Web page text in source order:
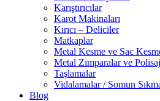
Karıştırıcılar
Karot Makinaları
Kırıcı – Deliciler
Matkaplar
Metal Kesme ve Sac
Metal Zımparalar ve
Taşlamalar
Vidalamalar / Somun
Blog